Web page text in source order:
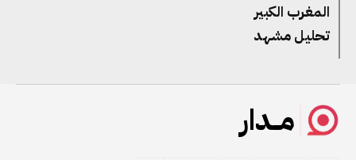
المغرب الكبير
تحليل مشهد
مــدار